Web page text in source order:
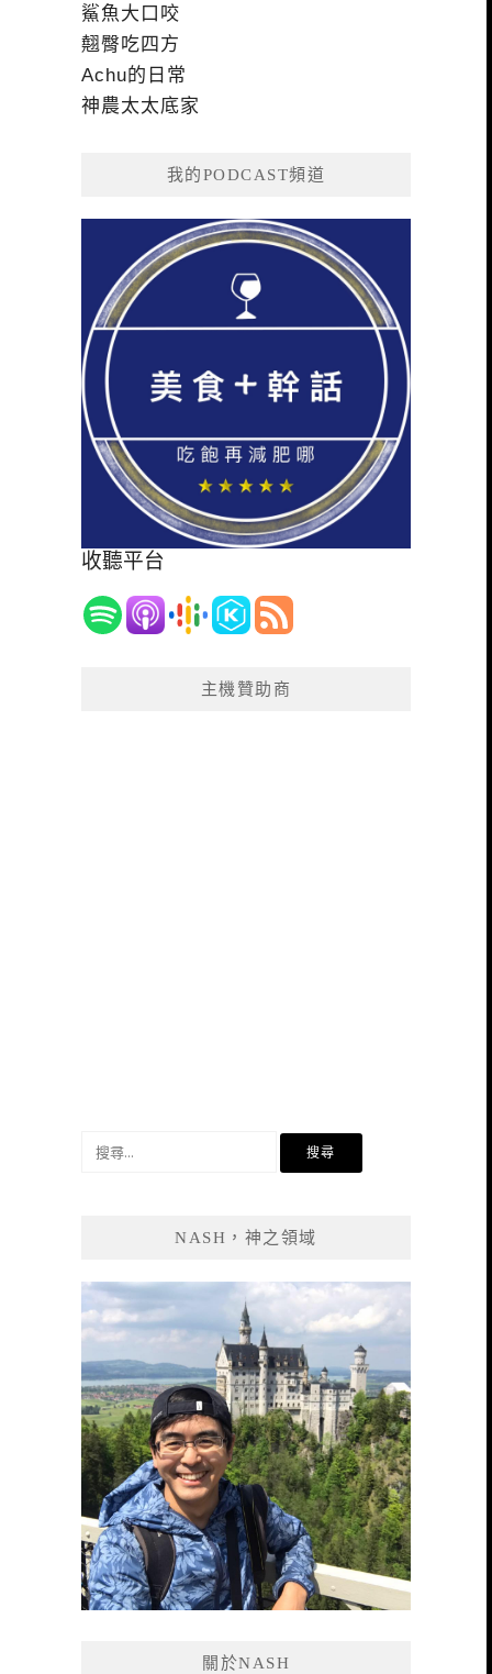
鯊魚大口咬
翹臀吃四方
Achu的日常
神農太太底家
我的PODCAST頻道
收聽平台
主機贊助商
NASH，神之領域
關於NASH